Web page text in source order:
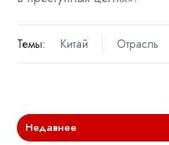
Темы: Китай Отрасль
Недавнее